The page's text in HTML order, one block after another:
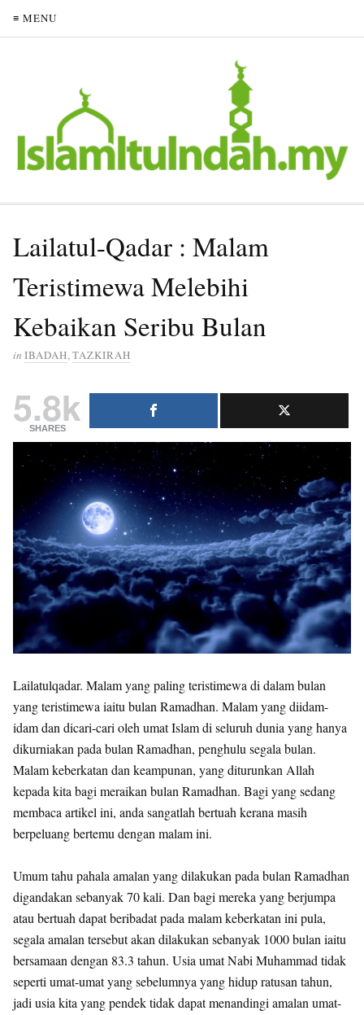
≡ MENU
Lailatul-Qadar : Malam
Teristimewa Melebihi
Kebaikan Seribu Bulan
in IBADAH,TAZKIRAH
5.8k
SHARES
Lailatulqadar. Malam yang paling teristimewa di dalam bulan
yang teristimewa iaitu bulan Ramadhan. Malam yang diidam-
idam dan dicari-cari oleh umat Islam di seluruh dunia yang hanya
dikurniakan pada bulan Ramadhan, penghulu segala bulan.
Malam keberkatan dan keampunan, yang diturunkan Allah
kepada kita bagi meraikan bulan Ramadhan. Bagi yang sedang
membaca artikel ini, anda sangatlah bertuah kerana masih
berpeluang bertemu dengan malam ini.
Umum tahu pahala amalan yang dilakukan pada bulan Ramadhan
digandakan sebanyak 70 kali. Dan bagi mereka yang berjumpa
atau bertuah dapat beribadat pada malam keberkatan ini pula,
segala amalan tersebut akan dilakukan sebanyak 1000 bulan iaitu
bersamaan dengan 83.3 tahun. Usia umat Nabi Muhammad tidak
seperti umat-umat yang sebelumnya yang hidup ratusan tahun,
jadi usia kita yang pendek tidak dapat menandingi amalan umat-